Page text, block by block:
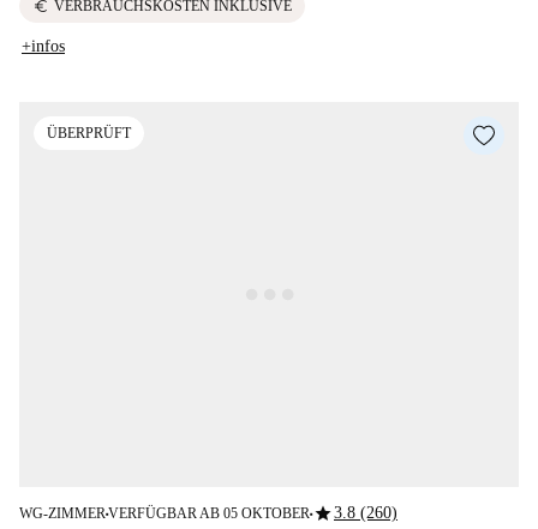
euro VERBRAUCHSKOSTEN INKLUSIVE
+infos
ÜBERPRÜFT
WG-ZIMMER■VERFÜGBAR AB 05 OKTOBER■star3.8 (260)